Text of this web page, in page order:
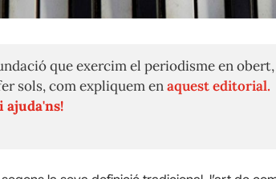
que exercim el periodisme en
sols, com expliquem enaquest editorial.
ajuda'ns!